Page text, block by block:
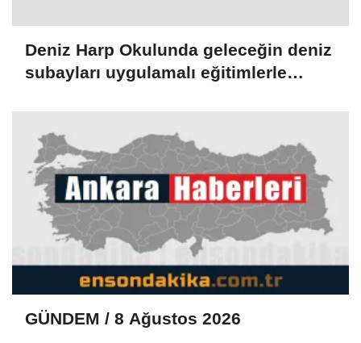
Deniz Harp Okulunda geleceğin deniz
subayları uygulamalı eğitimlerle
GÜNDEM / 8 Ağustos 2026